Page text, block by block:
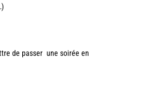
de passer une soirée en